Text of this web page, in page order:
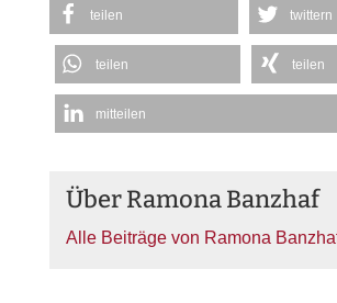
teilen twittern
teilen teilen
mitteilen
Über Ramona Banzhaf
Alle Beiträge von Ramona